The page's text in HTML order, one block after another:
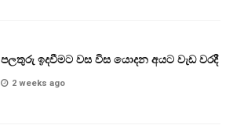
පලතුරු ඉදවීමට වස විස යොදන අයට වැඩ වරදී
2 weeks ago